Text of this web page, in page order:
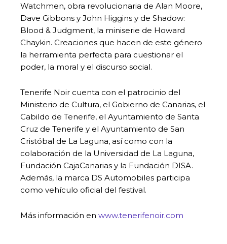
Watchmen, obra revolucionaria de Alan Moore,
Dave Gibbons y John Higgins y de Shadow:
Blood & Judgment, la miniserie de Howard
Chaykin. Creaciones que hacen de este género
la herramienta perfecta para cuestionar el
poder, la moral y el discurso social.
Tenerife Noir cuenta con el patrocinio del
Ministerio de Cultura, el Gobierno de Canarias, el
Cabildo de Tenerife, el Ayuntamiento de Santa
Cruz de Tenerife y el Ayuntamiento de San
Cristóbal de La Laguna, así como con la
colaboración de la Universidad de La Laguna,
Fundación CajaCanarias y la Fundación DISA.
Además, la marca DS Automobiles participa
como vehículo oficial del festival.
Más información en www.tenerifenoir.com